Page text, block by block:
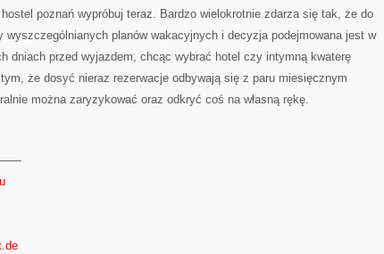
poznań wypróbuj teraz. Bardzo wielokrotnie zdarza się tak, że do
wyszczególnianych planów wakacyjnych i decyzja podejmowana jest w
dniach przed wyjazdem, chcąc wybrać hotel czy intymną kwaterę
że dosyć nieraz rezerwacje odbywają się z paru miesięcznym
można zaryzykować oraz odkryć coś na własną rękę.